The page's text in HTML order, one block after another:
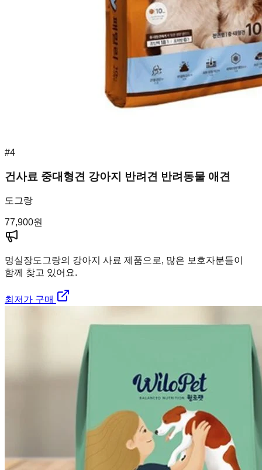
#4
건사료 중대형견 강아지 반려견 반려동물 애견
도그랑
77,900원
멍실장도그랑의 강아지 사료 제품으로, 많은 보호자분들이
함께 찾고 있어요.
최저가 구매